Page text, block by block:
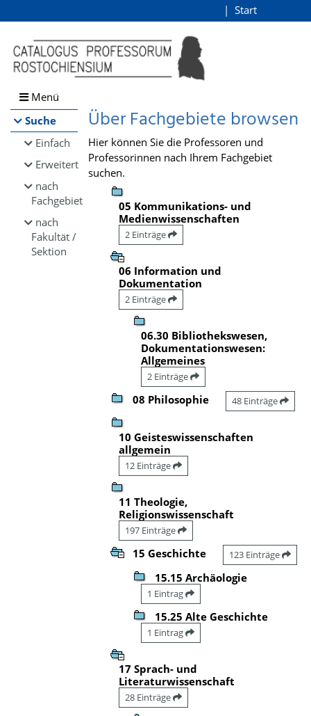
Browsen
direkt zum Inhalt
Start
Menü
Suche
Einfach
Erweitert
nach
Fachgebiet
nach
Fakultät /
Sektion
Über Fachgebiete browsen
Hier können Sie die Professoren und
Professorinnen nach Ihrem Fachgebiet
suchen.
05 Kommunikations- und
Medienwissenschaften
2 Einträge
06 Information und
Dokumentation
2 Einträge
06.30 Bibliothekswesen,
Dokumentationswesen:
Allgemeines
2 Einträge
08 Philosophie 48 Einträge
10 Geisteswissenschaften
allgemein
12 Einträge
11 Theologie,
Religionswissenschaft
197 Einträge
15 Geschichte 123 Einträge
15.15 Archäologie
1 Eintrag
15.25 Alte Geschichte
1 Eintrag
17 Sprach- und
Literaturwissenschaft
28 Einträge